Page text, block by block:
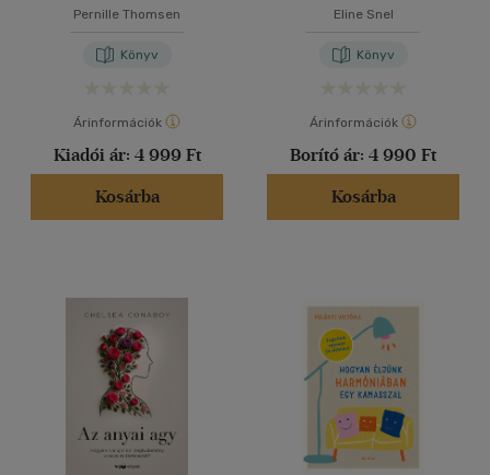
Pernille Thomsen
Könyv
Árinformációk
Kiadói ár: 4 999 Ft
Kosárba
Eline Snel
Könyv
Árinformációk
Borító ár: 4 990 Ft
Kosárba